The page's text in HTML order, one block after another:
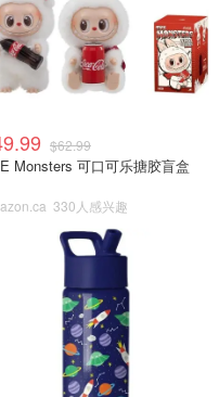
$62.99
Monsters 可口可乐搪胶盲盒
330人感兴趣